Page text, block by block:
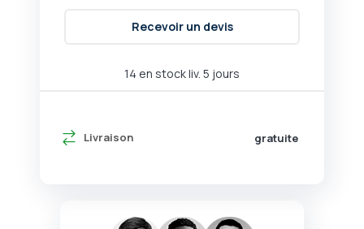
14 en stock liv. 5 jours
Livraison gratuite
Recevoir un devis